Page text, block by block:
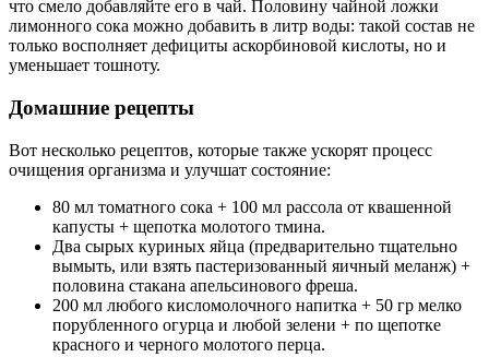
что смело добавляйте его в чай. Половину чайной ложки
лимонного сока можно добавить в литр воды: такой состав не
только восполняет дефициты аскорбиновой кислоты, но и
уменьшает тошноту.
Домашние рецепты
Вот несколько рецептов, которые также ускорят процесс
очищения организма и улучшат состояние:
80 мл томатного сока + 100 мл рассола от квашенной
капусты + щепотка молотого тмина.
Два сырых куриных яйца (предварительно тщательно
вымыть, или взять пастеризованный яичный меланж) +
половина стакана апельсинового фреша.
200 мл любого кисломолочного напитка + 50 гр мелко
порубленного огурца и любой зелени + по щепотке
красного и черного молотого перца.